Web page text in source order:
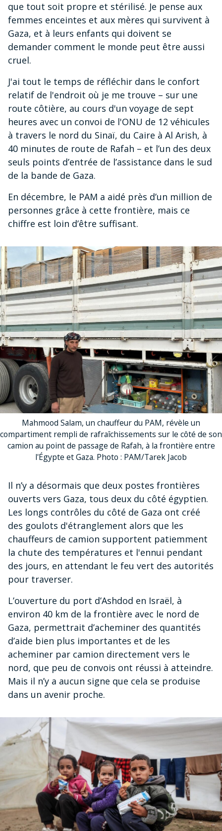
que tout soit propre et stérilisé. Je pense aux
femmes enceintes et aux mères qui survivent à
Gaza, et à leurs enfants qui doivent se
demander comment le monde peut être aussi
cruel.
J'ai tout le temps de réfléchir dans le confort
relatif de l'endroit où je me trouve – sur une
route côtière, au cours d'un voyage de sept
heures avec un convoi de l'ONU de 12 véhicules
à travers le nord du Sinaï, du Caire à Al Arish, à
40 minutes de route de Rafah – et l’un des deux
seuls points d’entrée de l’assistance dans le sud
de la bande de Gaza.
En décembre, le PAM a aidé près d’un million de
personnes grâce à cette frontière, mais ce
chiffre est loin d’être suffisant.
Mahmood Salam, un chauffeur du PAM, révèle un
compartiment rempli de rafraîchissements sur le côté de son
camion au point de passage de Rafah, à la frontière entre
l'Égypte et Gaza. Photo : PAM/Tarek Jacob
Il n’y a désormais que deux postes frontières
ouverts vers Gaza, tous deux du côté égyptien.
Les longs contrôles du côté de Gaza ont créé
des goulots d'étranglement alors que les
chauffeurs de camion supportent patiemment
la chute des températures et l'ennui pendant
des jours, en attendant le feu vert des autorités
pour traverser.
L’ouverture du port d’Ashdod en Israël, à
environ 40 km de la frontière avec le nord de
Gaza, permettrait d’acheminer des quantités
d’aide bien plus importantes et de les
acheminer par camion directement vers le
nord, que peu de convois ont réussi à atteindre.
Mais il n’y a aucun signe que cela se produise
dans un avenir proche.